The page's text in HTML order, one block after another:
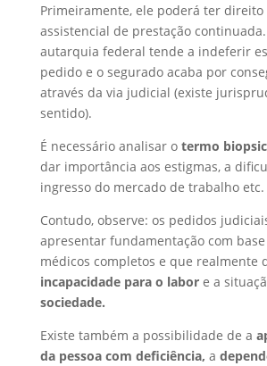
Primeiramente, ele poderá ter
assistencial de prestação continuada.
autarquia federal tende a indeferir
pedido e o segurado acaba por
através da via judicial (existe
sentido).
É necessário analisar o termo
dar importância aos estigmas, a
ingresso do mercado de trabalho etc.
Contudo, observe: os pedidos
apresentar fundamentação com
médicos completos e que realmente
incapacidade para o labor e a
sociedade.
Existe também a possibilidade de a
da pessoa com deficiência, a